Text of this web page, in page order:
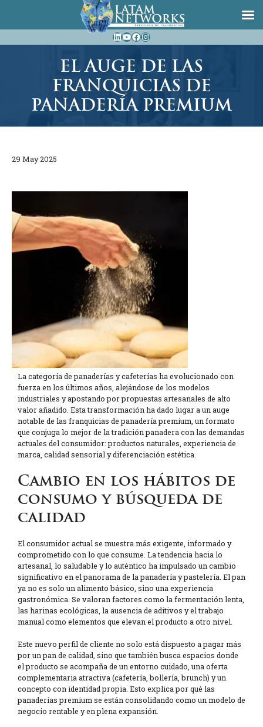
al
LinkedIn
YouTube
Facebook
Instagram
EL AUGE DE LAS
FRANQUICIAS DE
PANADERÍA PREMIUM
29 May 2025
La categoría de panaderías y cafeterías ha evolucionado con
fuerza en los últimos años, alejándose de los modelos
industriales y apostando por propuestas artesanales de alto
valor añadido. Esta transformación ha dado lugar a un auge
notable de las franquicias de panadería premium, un formato
que conjuga lo mejor de la tradición panadera con las demandas
actuales del consumidor: productos naturales, experiencia de
marca, calidad sensorial y diferenciación estética.
Cambio en los hábitos de
consumo y búsqueda de
calidad
El consumidor actual se muestra más exigente, informado y
comprometido con lo que consume. La tendencia hacia lo
artesanal, lo saludable y lo auténtico ha impulsado un cambio
significativo en el panorama de la panadería y pastelería. El pan
ya no es solo un alimento básico, sino una experiencia
gastronómica. Se valoran factores como la fermentación lenta,
las harinas ecológicas, la ausencia de aditivos y el trabajo
manual como elementos que elevan el producto a otro nivel.
Este nuevo perfil de cliente no solo está dispuesto a pagar más
por un pan de calidad, sino que también busca espacios donde
el producto se acompaña de un entorno cuidado, una oferta
complementaria atractiva (cafetería, bollería, brunch) y un
concepto con identidad propia. Esto explica por qué las
panaderías premium se están consolidando como un modelo de
negocio rentable y en plena expansión.